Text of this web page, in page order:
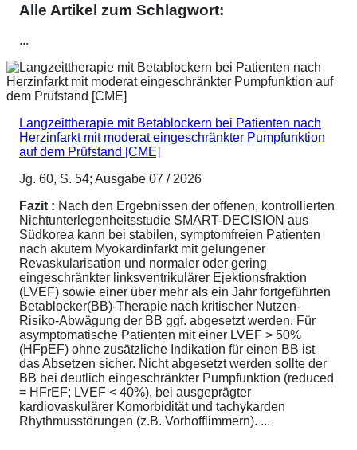
Alle Artikel zum Schlagwort:
...
Langzeittherapie mit Betablockern bei Patienten nach
Herzinfarkt mit moderat eingeschränkter Pumpfunktion
auf dem Prüfstand [CME]
Jg. 60, S. 54; Ausgabe 07 / 2026
Fazit : Nach den Ergebnissen der offenen, kontrollierten
Nichtunterlegenheitsstudie SMART-DECISION aus
Südkorea kann bei stabilen, symptomfreien Patienten
nach akutem Myokardinfarkt mit gelungener
Revaskularisation und normaler oder gering
eingeschränkter linksventrikulärer Ejektionsfraktion
(LVEF) sowie einer über mehr als ein Jahr fortgeführten
Betablocker(BB)-Therapie nach kritischer Nutzen-
Risiko-Abwägung der BB ggf. abgesetzt werden. Für
asymptomatische Patienten mit einer LVEF > 50%
(HFpEF) ohne zusätzliche Indikation für einen BB ist
das Absetzen sicher. Nicht abgesetzt werden sollte der
BB bei deutlich eingeschränkter Pumpfunktion (reduced
= HFrEF; LVEF < 40%), bei ausgeprägter
kardiovaskulärer Komorbidität und tachykarden
Rhythmusstörungen (z.B. Vorhofflimmern). ...